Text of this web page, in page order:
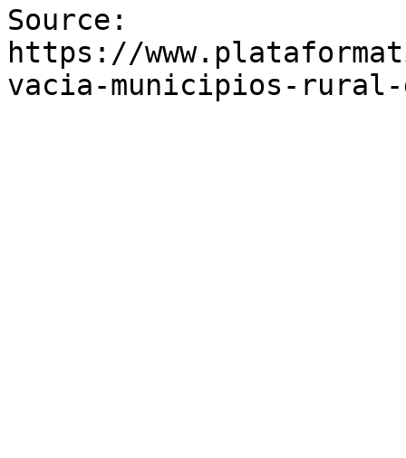
Source:
https://